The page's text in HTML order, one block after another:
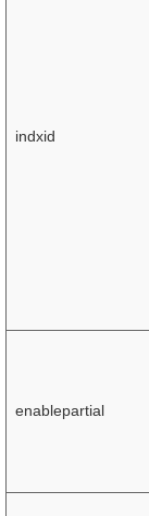
indxid
enablepartial